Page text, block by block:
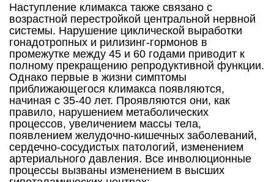
Наступление климакса также связано с
возрастной перестройкой центральной нервной
системы. Нарушение циклической выработки
гонадотропных и рилизинг-гормонов в
промежутке между 45 и 60 годами приводит к
полному прекращению репродуктивной функции.
Однако первые в жизни симптомы
приближающегося климакса появляются,
начиная с 35-40 лет. Проявляются они, как
правило, нарушением метаболических
процессов, увеличением массы тела,
появлением желудочно-кишечных заболеваний,
сердечно-сосудистых патологий, изменением
артериального давления. Все инволюционные
процессы вызваны изменением в высших